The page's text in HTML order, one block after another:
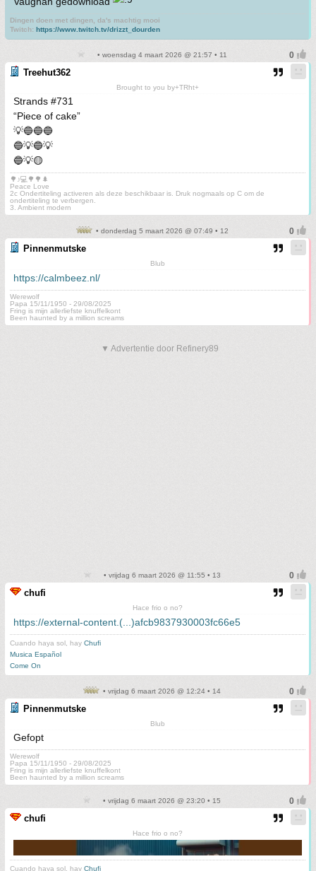
Dingen doen met dingen, da's machtig mooi
Twitch: https://www.twitch.tv/drizzt_dourden
• woensdag 4 maart 2026 @ 21:57 • 11
Treehut362
Brought to you by+TRht+
Strands #731
“Piece of cake”
💡🔵🔵🔵
🔵💡🔵💡
🔵💡🟡
🌳♪💻🌳🌳🌲
Peace Love
2c Ondertiteling activeren als deze beschikbaar is. Druk nogmaals op C om de
ondertiteling te verbergen.
3. Ambient modern
• donderdag 5 maart 2026 @ 07:49 • 12
Pinnenmutske
Blub
https://calmbeez.nl/
Werewolf
Papa 15/11/1950 - 29/08/2025
Fring is mijn allerliefste knuffelkont
Been haunted by a million screams
▼ Advertentie door Refinery89
• vrijdag 6 maart 2026 @ 11:55 • 13
chufi
Hace frio o no?
https://external-content.(...)afcb9837930003fc66e5
Cuando haya sol, hay Chufi
Musica Español
Come On
• vrijdag 6 maart 2026 @ 12:24 • 14
Pinnenmutske
Blub
Gefopt
Werewolf
Papa 15/11/1950 - 29/08/2025
Fring is mijn allerliefste knuffelkont
Been haunted by a million screams
• vrijdag 6 maart 2026 @ 23:20 • 15
chufi
Hace frio o no?
Cuando haya sol, hay Chufi